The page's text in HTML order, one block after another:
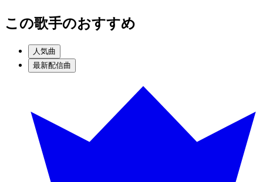
この歌手のおすすめ
人気曲
最新配信曲